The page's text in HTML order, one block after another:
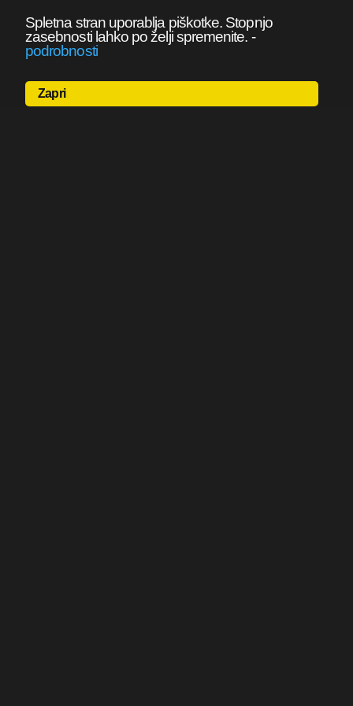
Spletna stran uporablja piškotke. Stopnjo
zasebnosti lahko po želji spremenite. -
podrobnosti
Zapri